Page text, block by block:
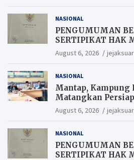
NASIONAL
PENGUMUMAN
SERTIPIKAT HAK
August 6, 2026
NASIONAL
Mantap, Kampung
Matangkan
Warga yang ikut
Berkesempatan
August 6, 2026
NASIONAL
PENGUMUMAN
SERTIPIKAT HAK